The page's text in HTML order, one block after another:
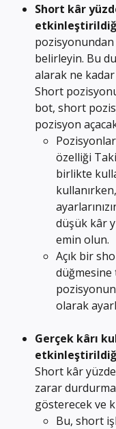
Short kâr
pozisyonundan
belirleyin. Bu
alarak ne
Short
bot, short
pozisyon
özelliği
birlikte
düşük kâr
emin olun.
Açık bir
olarak
Gerçek kârı
Short kâr
zarar
gösterecek ve
Bu, short